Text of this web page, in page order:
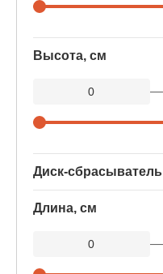
Высота, см
—
Диск-сбрасыватель
Длина, см
—